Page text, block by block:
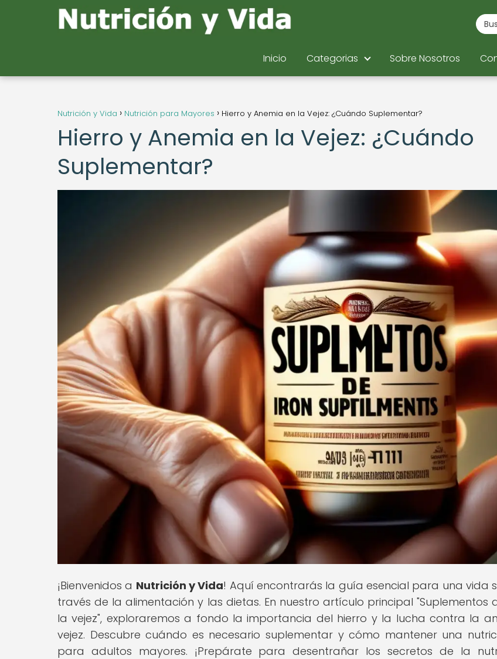
Inicio Categorias Sobre Nosotros
Nutrición y Vida Nutrición para Mayores Hierro y Anemia en la Vejez: ¿Cuándo Suplementar?
Hierro y Anemia en la Vejez: ¿Cuándo
Suplementar?
¡Bienvenidos a Nutrición y Vida! Aquí encontrarás la guía esencial para una vida
través de la alimentación y las dietas. En nuestro artículo principal "Suplementos
la vejez", exploraremos a fondo la importancia del hierro y la lucha contra la
vejez. Descubre cuándo es necesario suplementar y cómo mantener una
para adultos mayores. ¡Prepárate para desentrañar los secretos de la